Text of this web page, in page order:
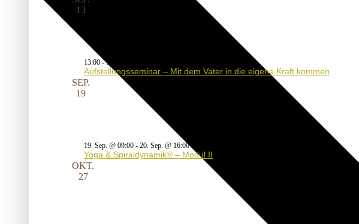
13
13:00 -17:30
Aufstellungsseminar – Mit dem Vater in die eigene Kraft kommen
SEP.
19
19. Sep. @ 09:00 - 20. Sep. @ 16:00
Yoga & Spiraldynamik® – Modul II
OKT.
27